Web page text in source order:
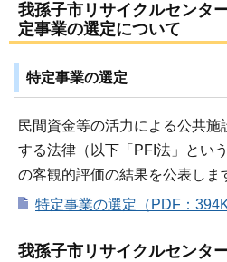
我孫子市リサイクルセンタ
定事業の選定について
特定事業の選定
民間資金等の活力による公共施
する法律（以下「PFI法」とい
の客観的評価の結果を公表しま
特定事業の選定（PDF：
我孫子市リサイクルセンタ